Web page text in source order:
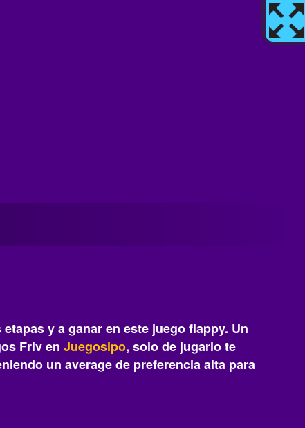
y a ganar en este juego flappy. Un
Friv en Juegosipo, solo de jugarlo te
un average de preferencia alta para